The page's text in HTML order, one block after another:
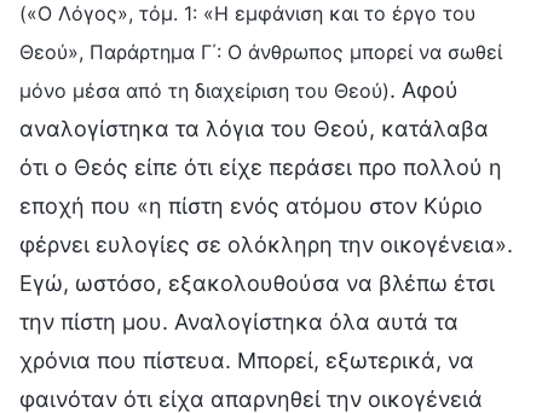
(«Ο Λόγος», τόμ. 1: «Η εμφάνιση και το έργο του
Θεού», Παράρτημα Γ΄: Ο άνθρωπος μπορεί να σωθεί
μόνο μέσα από τη διαχείριση του Θεού). Αφού
αναλογίστηκα τα λόγια του Θεού, κατάλαβα
ότι ο Θεός είπε ότι είχε περάσει προ πολλού η
εποχή που «η πίστη ενός ατόμου στον Κύριο
φέρνει ευλογίες σε ολόκληρη την οικογένεια».
Εγώ, ωστόσο, εξακολουθούσα να βλέπω έτσι
την πίστη μου. Αναλογίστηκα όλα αυτά τα
χρόνια που πίστευα. Μπορεί, εξωτερικά, να
φαινόταν ότι είχα απαρνηθεί την οικογένειά